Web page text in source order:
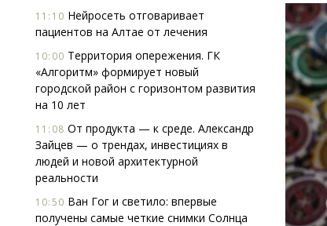
11:10 Нейросеть отговаривает
пациентов на Алтае от лечения
10:00 Территория опережения. ГК
«Алгоритм» формирует новый
городской район с горизонтом развития
на 10 лет
11:08 От продукта — к среде. Александр
Зайцев — о трендах, инвестициях в
людей и новой архитектурной
реальности
10:50 Ван Гог и светило: впервые
получены самые четкие снимки Солнца
Архитектурный код начинается с